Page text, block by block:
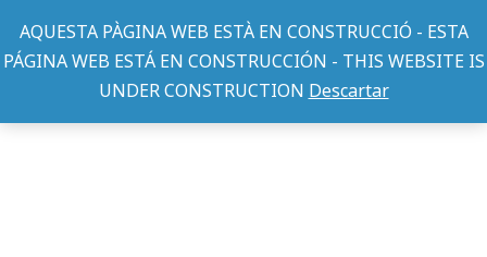
AQUESTA PÀGINA WEB ESTÀ EN CONSTRUCCIÓ - ESTA
PÁGINA WEB ESTÁ EN CONSTRUCCIÓN - THIS WEBSITE IS
UNDER CONSTRUCTION Descartar